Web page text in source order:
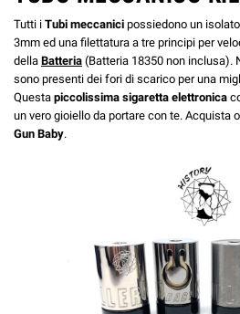
Tutti i Tubi meccanici possiedono un
3mm ed una filettatura a tre principi per
della Batteria (Batteria 18350 non inclusa).
sono presenti dei fori di scarico per una
Questa piccolissima sigaretta elettronica
un vero gioiello da portare con te. Acquista
Gun Baby.